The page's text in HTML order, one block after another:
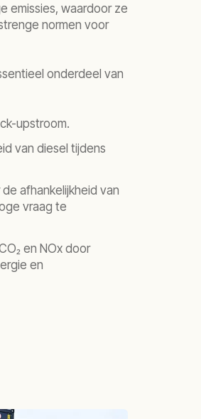
emissies, waardoor ze
normen voor
onderdeel van
upstroom.
van diesel tijdens
afhankelijkheid van
vraag te
en NOx door
en